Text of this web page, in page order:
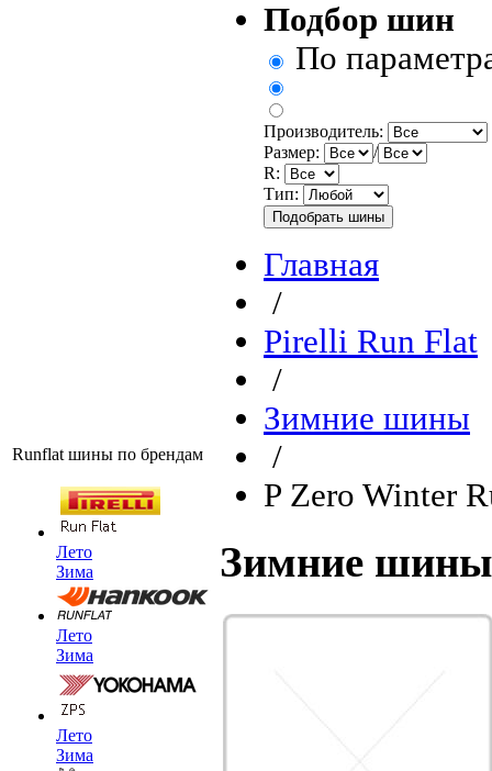
Runflat шины по брендам
Лето
Зима
Лето
Зима
Лето
Зима
Подбор шин
По
Производитель:
Размер:
/
R:
Тип:
Главная
/
Pirelli Run Flat
/
Зимние шины
/
P Zero Winter
Зимние